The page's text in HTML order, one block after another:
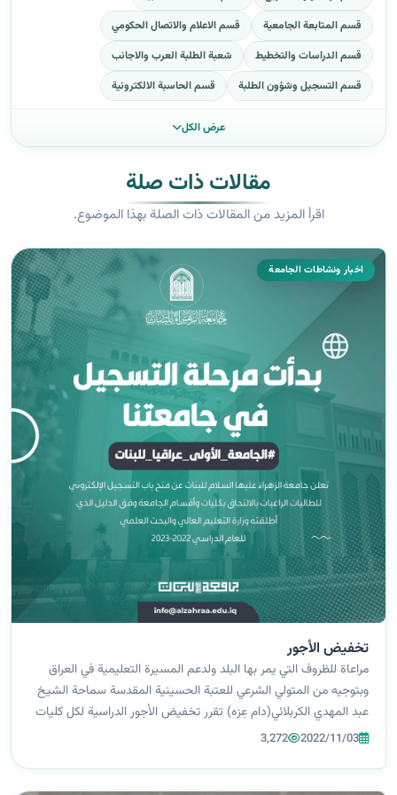
قسم المتابعة الجامعية
قسم الاعلام والاتصال الحكومي
قسم الدراسات والتخطيط
شعبة الطلبة العرب والاجانب
قسم التسجيل وشؤون الطلبة
قسم الحاسبة الالكترونية
عرض الكل
مقالات ذات صلة
اقرأ المزيد من المقالات ذات الصلة بهذا الموضوع.
اخبار ونشاطات الجامعة
تخفيض الأجور
مراعاة للظروف التي يمر بها البلد ولدعم المسيرة التعليمية في العراق
وبتوجيه من المتولي الشرعي للعتبة الحسينية المقدسة سماحة الشيخ
عبد المهدي الكربلائي(دام عِزه) تقرر تخفيض الأجور الدراسية لكل كليات
وأقسام الجامعة وللمعدلات العالية ، بحسب كل معدل حيث تبلغ
2022/11/03
3,272